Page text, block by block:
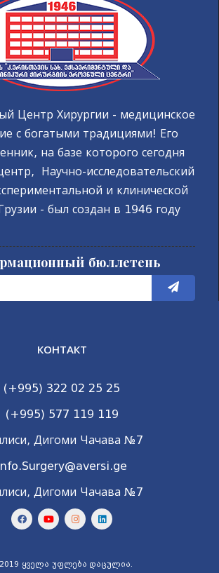
Центр Хирургии - медицинское
с богатыми традициями! Его
на базе которого сегодня
Научно-исследовательский
и клинической
- был создан в 1946 году
бюллетень
КОНТАКТ
(+995) 322 02 25 25
(+995) 577 119 119
Дигоми Чачава №7
Дигоми Чачава №7
ყველა უფლება დაცულია.